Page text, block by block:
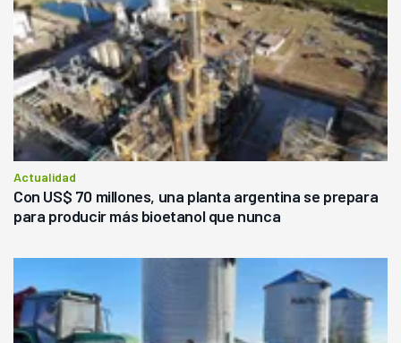
Actualidad
Con US$ 70 millones, una planta argentina se prepara
para producir más bioetanol que nunca